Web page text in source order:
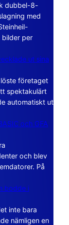
dubbel-8-
med
per
ut sina
löste företaget
spektakulärt
automatiskt ut
och GFA
och blev
På
bodde i
inte bara
nämligen en